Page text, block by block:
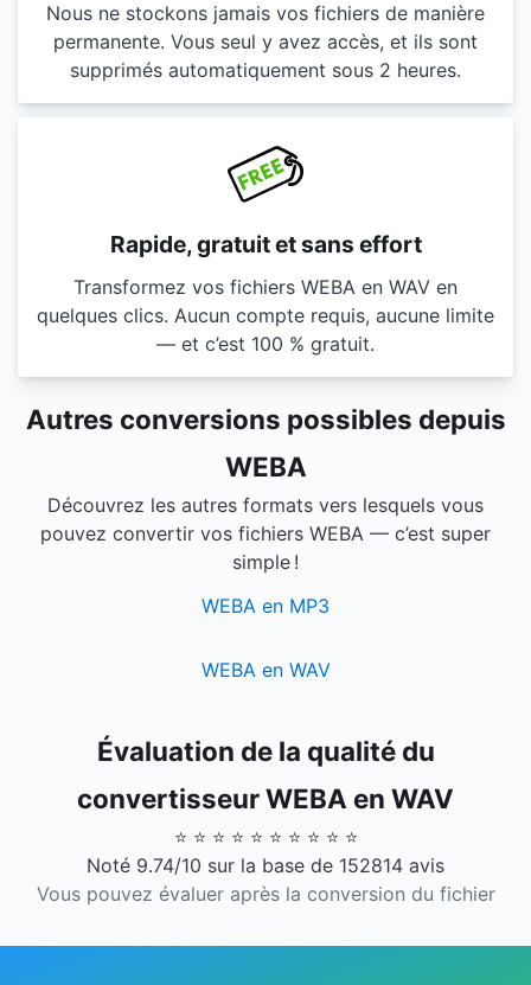
Nous ne stockons jamais vos fichiers de manière
permanente. Vous seul y avez accès, et ils sont
supprimés automatiquement sous 2 heures.
Rapide, gratuit et sans effort
Transformez vos fichiers WEBA en WAV en
quelques clics. Aucun compte requis, aucune limite
— et c’est 100 % gratuit.
Autres conversions possibles depuis
WEBA
Découvrez les autres formats vers lesquels vous
pouvez convertir vos fichiers WEBA — c’est super
simple !
WEBA en MP3
WEBA en WAV
Évaluation de la qualité du
convertisseur WEBA en WAV
⭐ ⭐ ⭐ ⭐ ⭐ ⭐ ⭐ ⭐ ⭐ ⭐
Noté 9.74/10 sur la base de 152814 avis
Vous pouvez évaluer après la conversion du fichier